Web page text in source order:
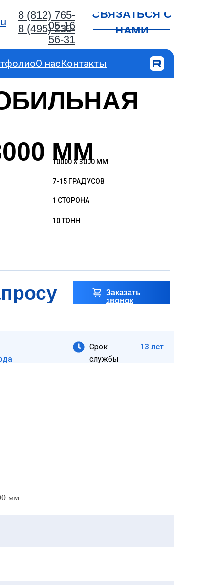
8 (812) 765-
05-16
8 (495) 230-
56-31
СВЯЗАТЬСЯ С
НАМИ
О насКонтакты
ММ
10000 X 3000 ММ
7-15 ГРАДУСОВ
1 СТОРОНА
Заказать
звонок
10 ТОНН
Срок
службы
13 лет
мм